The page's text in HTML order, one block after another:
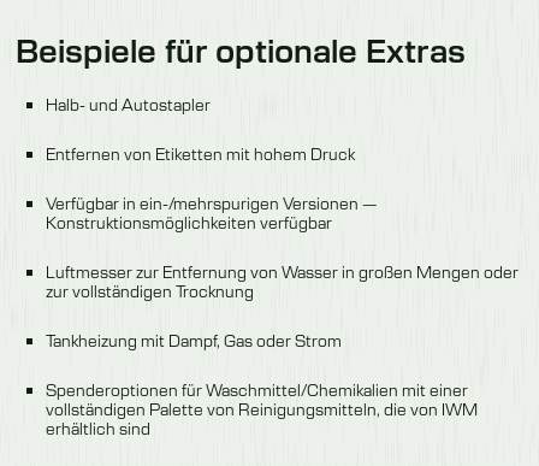
Beispiele für optionale Extras
Halb- und Autostapler
Entfernen von Etiketten mit hohem Druck
Verfügbar in ein-/mehrspurigen Versionen —
Konstruktionsmöglichkeiten verfügbar
Luftmesser zur Entfernung von Wasser in großen Mengen oder
zur vollständigen Trocknung
Tankheizung mit Dampf, Gas oder Strom
Spenderoptionen für Waschmittel/Chemikalien mit einer
vollständigen Palette von Reinigungsmitteln, die von IWM
erhältlich sind